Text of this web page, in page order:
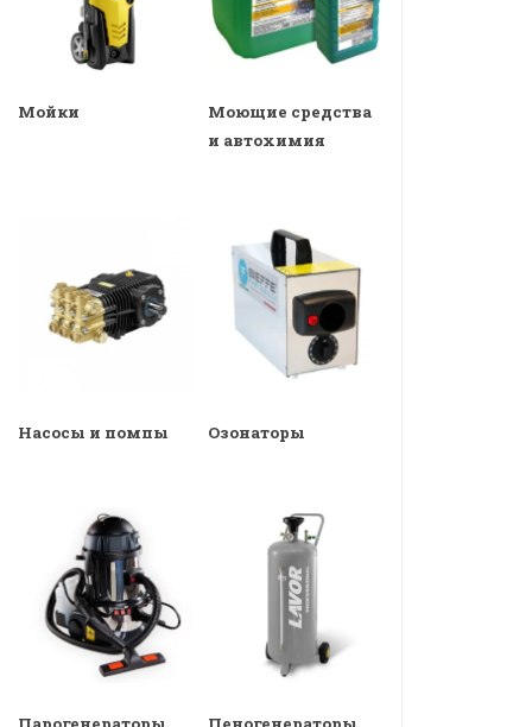
Мойки
Моющие средства
и автохимия
Насосы и помпы Озонаторы